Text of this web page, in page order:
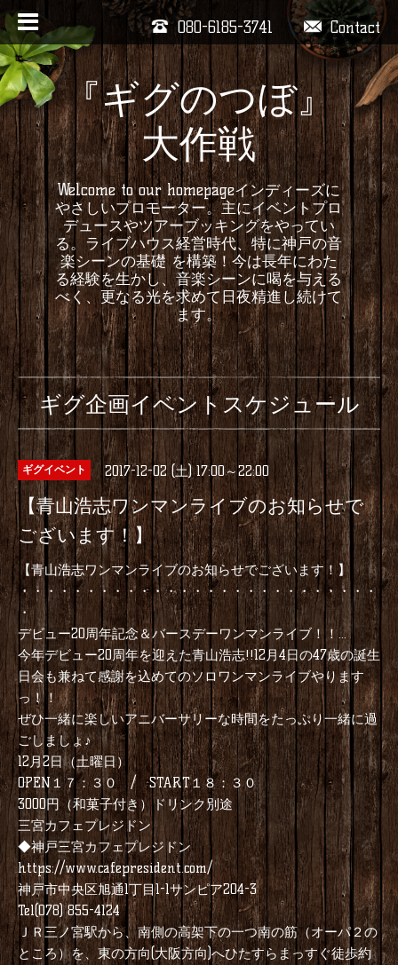
Contact
080-6185-3741
『ギグのつぼ』
大作戦
Welcome to our homepageインディーズに
やさしいプロモーター。主にイベントプロ
デュースやツアーブッキングをやってい
る。ライブハウス経営時代、特に神戸の音
楽シーンの基礎 を構築！今は長年にわた
る経験を生かし、音楽シーンに喝を与える
べく、更なる光を求めて日夜精進し続けて
ます。
ギグ企画イベントスケジュール
ギグイベント 2017-12-02 (土) 17:00～22:00
【青山浩志ワンマンライブのお知らせで
ございます！】
【青山浩志ワンマンライブのお知らせでございます！】
・・・・・・・・・・・・・・・・・・・・・・・・・・・
・
デビュー20周年記念＆バースデーワンマンライブ！！...
今年デビュー20周年を迎えた青山浩志!!12月4日の47歳の誕生
日会も兼ねて感謝を込めてのソロワンマンライブやります
っ！！
ぜひ一緒に楽しいアニバーサリーな時間をたっぷり一緒に過
ごしましょ♪
12月2日（土曜日）
OPEN１７：３０ / START１８：３０
3000円（和菓子付き）ドリンク別途
三宮カフェプレジドン
◆神戸三宮カフェプレジドン
https://www.cafepresident.com/
神戸市中央区旭通1丁目1-1サンピア204-3
Tel(078) 855-4124
ＪＲ三ノ宮駅から、南側の高架下の一つ南の筋（オーパ２の
ところ）を、東の方向(大阪方向)へひたすらまっすぐ徒歩約